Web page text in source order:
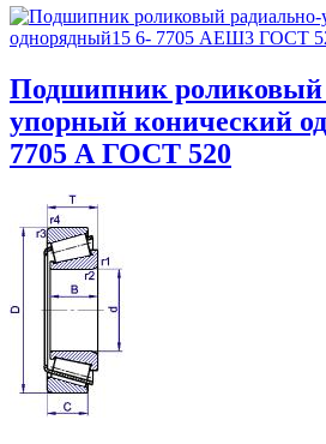
Подшипник роликовый
упорный конический
7705 А ГОСТ 520